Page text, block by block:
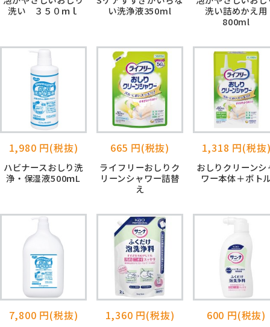
洗い ３５０ｍｌ
い洗浄液350ml
洗い詰めかえ用
800ml
1,980 円(税抜)
ハビナースおしり洗
浄・保湿液500ｍL
665 円(税抜)
ライフリーおしりク
リーンシャワー詰替
え
1,318 円(税抜
おしりクリーンシ
ワー本体＋ボト
7,800 円(税抜) 1,360 円(税抜) 600 円(税抜)